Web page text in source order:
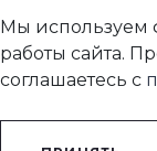
Мы используем
работы сайта.
соглашаетесь с